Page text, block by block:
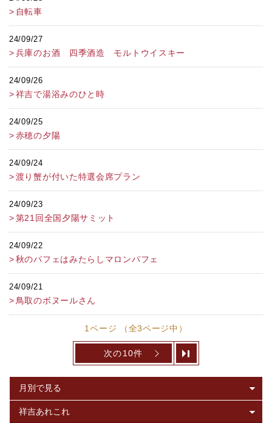
自転車
24/09/27
兵庫のお酒 四季酒造 モルトウイスキー
24/09/26
祥吉で湯浴みのひと時
24/09/25
赤穂の夕陽
24/09/24
渡り蟹が付いた特選会席プラン
24/09/23
第21回全国夕陽サミット
24/09/22
秋のパフェはみたらしマロンパフェ
24/09/21
鳥取のボヌールさん
1ページ （全3ページ中）
次の10件